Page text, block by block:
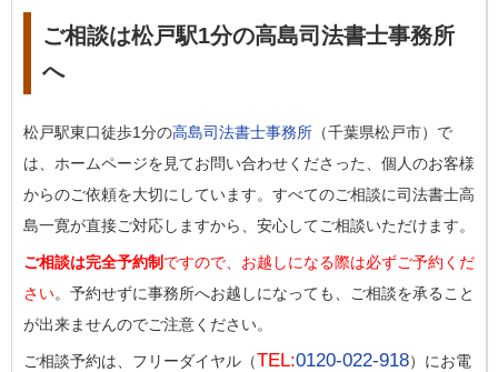
ご相談は松戸駅1分の高島司法書士事務所
へ
松戸駅東口徒歩1分の高島司法書士事務所 （千葉県松戸市）で
は、ホームページを見てお問い合わせくださった、個人のお客様
からのご依頼を大切にしています。すべてのご相談に司法書士高
島一寛が直接ご対応しますから、安心してご相談いただけます。
ご相談は完全予約制 ですので、お越しになる際は必ずご予約くだ
さい。予約せずに事務所へお越しになっても、ご相談を承ること
が出来ませんのでご注意ください。
ご相談予約は、フリーダイヤル（TEL:0120-022-918）にお電